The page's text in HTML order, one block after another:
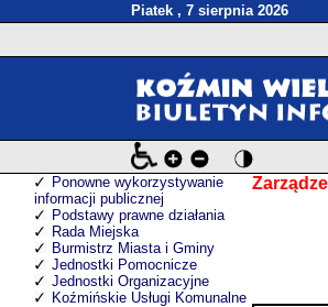
Piatek , 7 sierpnia 2026
Ponowne wykorzystywanie
informacji publicznej
Podstawy prawne działania
Rada Miejska
Burmistrz Miasta i Gminy
Jednostki Pomocnicze
Jednostki Organizacyjne
Koźmińskie Usługi Komunalne